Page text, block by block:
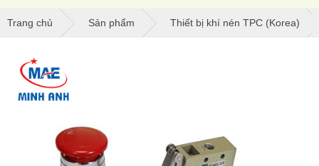
Trang chủ Sản phẩm Thiết bị khí nén TPC (Korea)